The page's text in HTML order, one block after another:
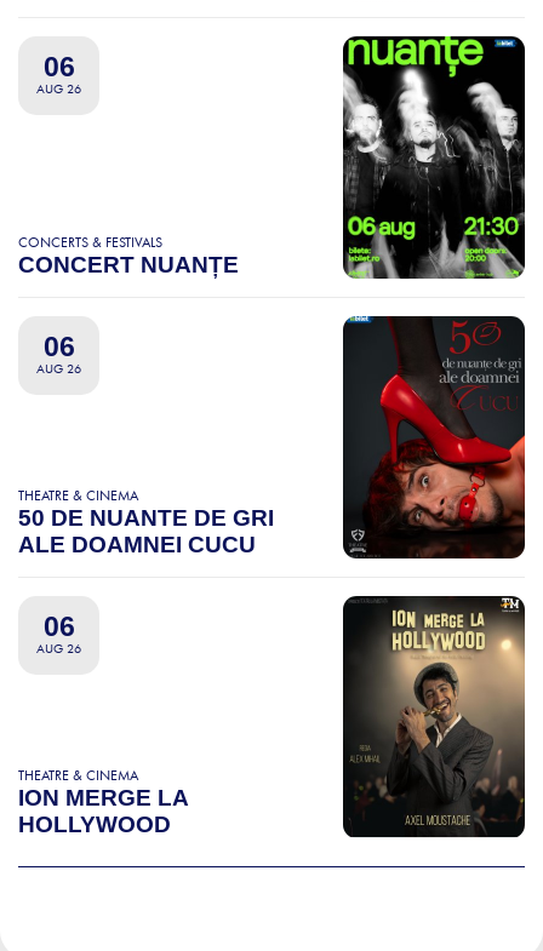
06
AUG 26
CONCERTS & FESTIVALS
CONCERT NUANȚE
06
AUG 26
THEATRE & CINEMA
50 DE NUANTE DE GRI
ALE DOAMNEI CUCU
06
AUG 26
THEATRE & CINEMA
ION MERGE LA
HOLLYWOOD